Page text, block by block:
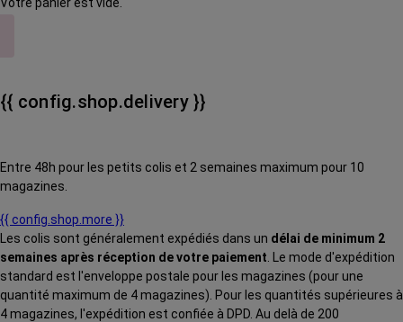
{{ config.shop.delivery }}
Entre 48h pour les petits colis et 2 semaines maximum pour 10
magazines.
{{ config.shop.more }}
Les colis sont généralement expédiés dans un délai de minimum 2
semaines après réception de votre paiement . Le mode d'expédition
standard est l'enveloppe postale pour les magazines (pour une
quantité maximum de 4 magazines). Pour les quantités supérieures à
4 magazines, l'expédition est confiée à DPD. Au delà de 200